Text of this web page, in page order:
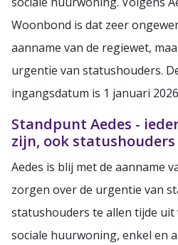
Woonbond is dat zeer
aanname van de regiewet,
urgentie van statushouders.
ingangsdatum is 1 januari 2026
Standpunt Aedes -
zijn, ook statushouders
Aedes is blij met de aanname
zorgen over de urgentie van
statushouders te allen tijde
sociale huurwoning, enkel en